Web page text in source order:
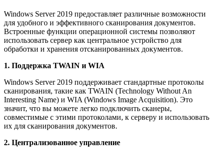
Windows Server 2019 предоставляет различные возможности
для удобного и эффективного сканирования документов.
Встроенные функции операционной системы позволяют
использовать сервер как центральное устройство для
обработки и хранения отсканированных документов.
1. Поддержка TWAIN и WIA
Windows Server 2019 поддерживает стандартные протоколы
сканирования, такие как TWAIN (Technology Without An
Interesting Name) и WIA (Windows Image Acquisition). Это
значит, что вы можете легко подключить сканеры,
совместимые с этими протоколами, к серверу и использовать
их для сканирования документов.
2. Централизованное управление